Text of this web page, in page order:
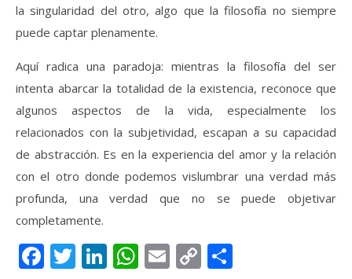
la singularidad del otro, algo que la filosofía no siempre
puede captar plenamente.
Aquí radica una paradoja: mientras la filosofía del ser
intenta abarcar la totalidad de la existencia, reconoce que
algunos aspectos de la vida, especialmente los
relacionados con la subjetividad, escapan a su capacidad
de abstracción. Es en la experiencia del amor y la relación
con el otro donde podemos vislumbrar una verdad más
profunda, una verdad que no se puede objetivar
completamente.
Facebook
Twitter
LinkedIn
WhatsApp
Email
Copy